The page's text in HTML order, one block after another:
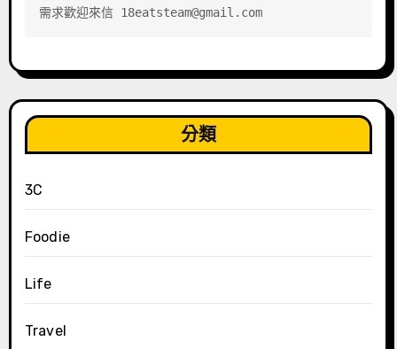
需求歡迎來信 18eatsteam@gmail.com
分類
3C
Foodie
Life
Travel